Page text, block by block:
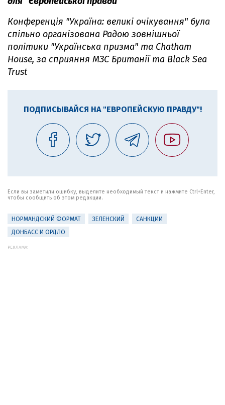
Конференція "Україна: великі очікування" була
спільно організована Радою зовнішньої
політики "Українська призма" та Chatham
House, за сприяння МЗС Британії та Black Sea
Trust
ПОДПИСЫВАЙСЯ НА "ЕВРОПЕЙСКУЮ ПРАВДУ"!
Если вы заметили ошибку, выделите необходимый текст и нажмите Ctrl+Enter,
чтобы сообщить об этом редакции.
НОРМАНДСКИЙ ФОРМАТ ЗЕЛЕНСКИЙ
САНКЦИИ
ДОНБАСС И ОРДЛО
РЕКЛАМА: